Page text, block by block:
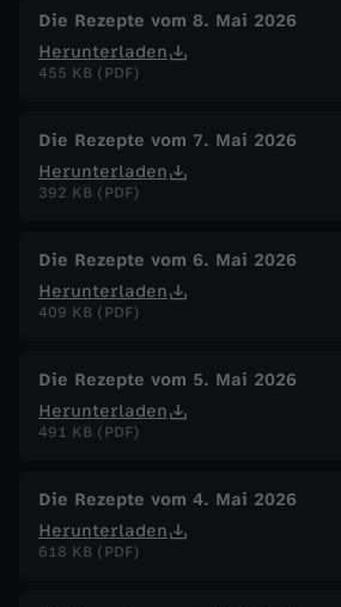
Die Rezepte vom 8. Mai 2026
Herunterladen
455 KB (PDF)
Die Rezepte vom 7. Mai 2026
Herunterladen
392 KB (PDF)
Die Rezepte vom 6. Mai 2026
Herunterladen
409 KB (PDF)
Die Rezepte vom 5. Mai 2026
Herunterladen
491 KB (PDF)
Die Rezepte vom 4. Mai 2026
Herunterladen
618 KB (PDF)